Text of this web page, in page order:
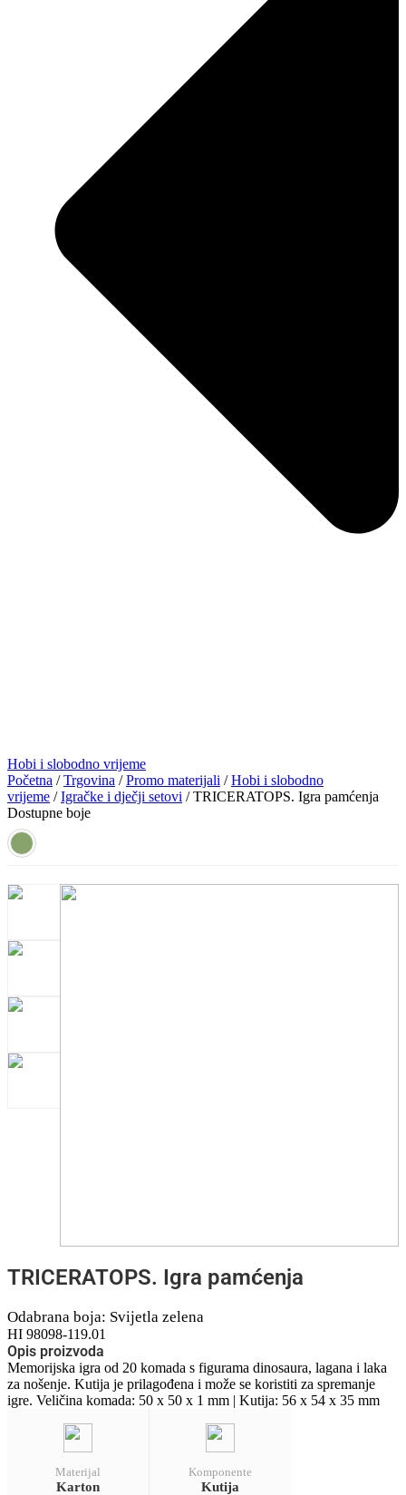
Hobi i slobodno vrijeme
Početna /Trgovina /Promo materijali /Hobi i slobodno
vrijeme /Igračke i dječji setovi / TRICERATOPS. Igra pamćenja
Dostupne boje
TRICERATOPS. Igra pamćenja
Odabrana boja: Svijetla zelena
HI 98098-119.01
Opis proizvoda
Memorijska igra od 20 komada s figurama dinosaura, lagana i laka
za nošenje. Kutija je prilagođena i može se koristiti za spremanje
igre. Veličina komada: 50 x 50 x 1 mm | Kutija: 56 x 54 x 35 mm
Materijal
Karton
Komponente
Kutija